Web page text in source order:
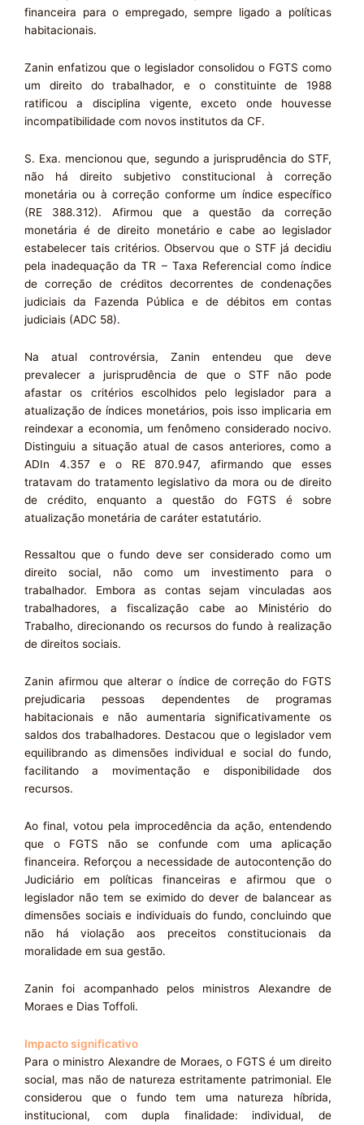
financeira para o empregado, sempre ligado a políticas
habitacionais.
Zanin enfatizou que o legislador consolidou o FGTS como
um direito do trabalhador, e o constituinte de 1988
ratificou a disciplina vigente, exceto onde houvesse
incompatibilidade com novos institutos da CF.
S. Exa. mencionou que, segundo a jurisprudência do STF,
não há direito subjetivo constitucional à correção
monetária ou à correção conforme um índice específico
(RE 388.312). Afirmou que a questão da correção
monetária é de direito monetário e cabe ao legislador
estabelecer tais critérios. Observou que o STF já decidiu
pela inadequação da TR – Taxa Referencial como índice
de correção de créditos decorrentes de condenações
judiciais da Fazenda Pública e de débitos em contas
judiciais (ADC 58).
Na atual controvérsia, Zanin entendeu que deve
prevalecer a jurisprudência de que o STF não pode
afastar os critérios escolhidos pelo legislador para a
atualização de índices monetários, pois isso implicaria em
reindexar a economia, um fenômeno considerado nocivo.
Distinguiu a situação atual de casos anteriores, como a
ADIn 4.357 e o RE 870.947, afirmando que esses
tratavam do tratamento legislativo da mora ou de direito
de crédito, enquanto a questão do FGTS é sobre
atualização monetária de caráter estatutário.
Ressaltou que o fundo deve ser considerado como um
direito social, não como um investimento para o
trabalhador. Embora as contas sejam vinculadas aos
trabalhadores, a fiscalização cabe ao Ministério do
Trabalho, direcionando os recursos do fundo à realização
de direitos sociais.
Zanin afirmou que alterar o índice de correção do FGTS
prejudicaria pessoas dependentes de programas
habitacionais e não aumentaria significativamente os
saldos dos trabalhadores. Destacou que o legislador vem
equilibrando as dimensões individual e social do fundo,
facilitando a movimentação e disponibilidade dos
recursos.
Ao final, votou pela improcedência da ação, entendendo
que o FGTS não se confunde com uma aplicação
financeira. Reforçou a necessidade de autocontenção do
Judiciário em políticas financeiras e afirmou que o
legislador não tem se eximido do dever de balancear as
dimensões sociais e individuais do fundo, concluindo que
não há violação aos preceitos constitucionais da
moralidade em sua gestão.
Zanin foi acompanhado pelos ministros Alexandre de
Moraes e Dias Toffoli.
Impacto significativo
Para o ministro Alexandre de Moraes, o FGTS é um direito
social, mas não de natureza estritamente patrimonial. Ele
considerou que o fundo tem uma natureza híbrida,
institucional, com dupla finalidade: individual, de